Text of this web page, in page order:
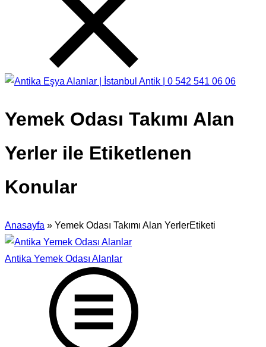
Yemek Odası Takımı Alan
Yerler ile Etiketlenen
Konular
Anasayfa » Yemek Odası Takımı Alan YerlerEtiketi
Antika Yemek Odası Alanlar